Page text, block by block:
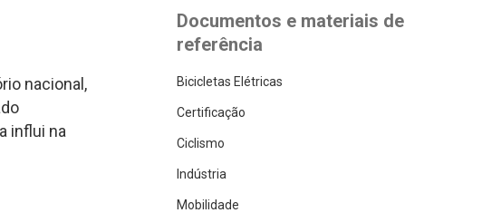
nacional,
influi na
Documentos e materiais de
referência
Bicicletas Elétricas
Certificação
Ciclismo
Indústria
Mobilidade